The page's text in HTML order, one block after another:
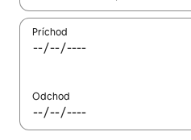
Príchod
Odchod